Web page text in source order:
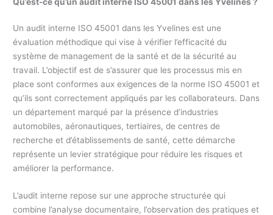
Un audit interne ISO 45001 dans les Yvelines est une
évaluation méthodique qui vise à vérifier l’efficacité du
système de management de la santé et de la sécurité au
travail. L’objectif est de s’assurer que les processus mis en
place sont conformes aux exigences de la norme ISO 45001 et
qu’ils sont correctement appliqués par les collaborateurs. Dans
un département marqué par la présence d’industries
automobiles, aéronautiques, tertiaires, de centres de
recherche et d’établissements de santé, cette démarche
représente un levier stratégique pour réduire les risques et
améliorer la performance.
L’audit interne repose sur une approche structurée qui
combine l’analyse documentaire, l’observation des pratiques et